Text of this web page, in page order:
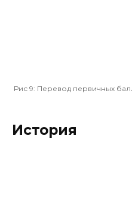
Рис 9: Перевод первичных
История